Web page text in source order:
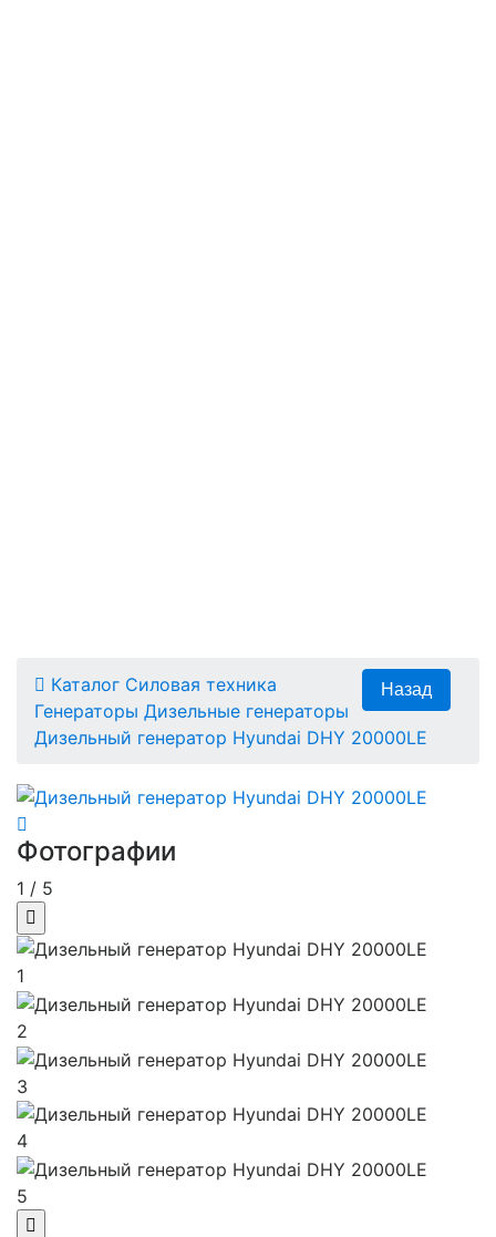
Каталог Силовая техника
Генераторы Дизельные генераторы
Дизельный генератор Hyundai DHY 20000LE
Фотографии
1 / 5
1
2
3
4
5